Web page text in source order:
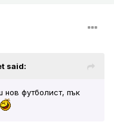
said:
футболист, пък